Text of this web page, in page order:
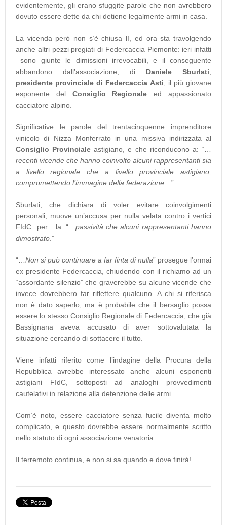
evidentemente, gli erano sfuggite parole che non avrebbero
dovuto essere dette da chi detiene legalmente armi in casa.
La vicenda però non s’è chiusa lì, ed ora sta travolgendo
anche altri pezzi pregiati di Federcaccia Piemonte: ieri infatti
sono giunte le dimissioni irrevocabili, e il conseguente
abbandono dall’associazione, di Daniele Sburlati
presidente provinciale di Federcaccia Asti , il più giovane
esponente del Consiglio Regionale ed appassionato
cacciatore alpino.
Significative le parole del trentacinquenne imprenditore
vinicolo di Nizza Monferrato in una missiva indirizzata al
Consiglio Provinciale astigiano, e che riconducono a: “…
recenti vicende che hanno coinvolto alcuni rappresentanti sia
a livello regionale che a livello provinciale astigiano,
compromettendo l’immagine della federazione …”
Sburlati, che dichiara di voler evitare coinvolgimenti
personali, muove un’accusa per nulla velata contro i vertici
FIdC per la: “… passività che alcuni rappresentanti hanno
dimostrato .”
“… Non si può continuare a far finta di nulla” prosegue l’ormai
ex presidente Federcaccia, chiudendo con il richiamo ad un
“assordante silenzio” che graverebbe su alcune vicende che
invece dovrebbero far riflettere qualcuno. A chi si riferisca
non è dato saperlo, ma è probabile che il bersaglio possa
essere lo stesso Consiglio Regionale di Federcaccia, che già
Bassignana aveva accusato di aver sottovalutata la
situazione cercando di sottacere il tutto.
Viene infatti riferito come l’indagine della Procura della
Repubblica avrebbe interessato anche alcuni esponenti
astigiani FIdC, sottoposti ad analoghi provvedimenti
cautelativi in relazione alla detenzione delle armi.
Com’è noto, essere cacciatore senza fucile diventa molto
complicato, e questo dovrebbe essere normalmente scritto
nello statuto di ogni associazione venatoria.
Il terremoto continua, e non si sa quando e dove finirà!